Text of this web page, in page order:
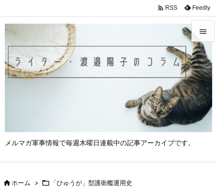
メルマガ軍事情報で毎週木曜日連載中の記事アーカイブです。


メニュ

サイド

前へ

検索
 RSS Feedly
ホーム >  「ひゅうが」型護衛艦運用史